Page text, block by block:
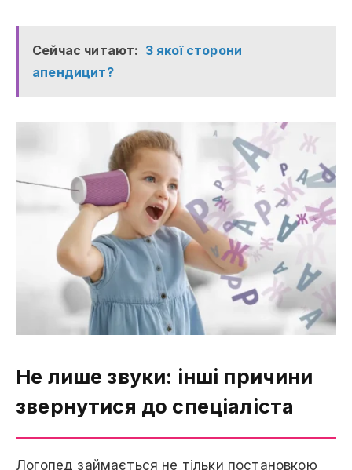
Сейчас читают: З якої сторони
апендицит?
Не лише звуки: інші причини
звернутися до спеціаліста
Логопед займається не тільки постановкою